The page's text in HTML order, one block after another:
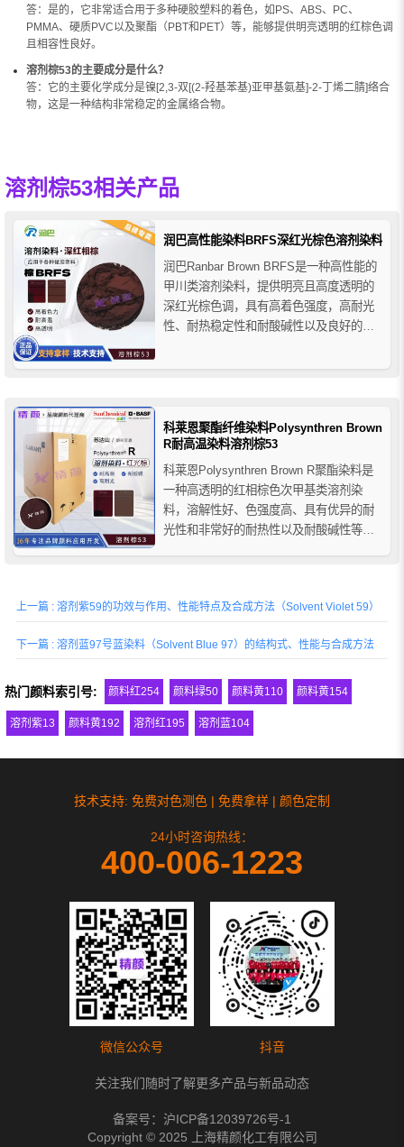
答：是的，它非常适合用于多种硬胶塑料的着色，如PS、ABS、PC、
PMMA、硬质PVC以及聚酯（PBT和PET）等，能够提供明亮透明的红棕色调
且相容性良好。
溶剂棕53的主要成分是什么？
答：它的主要化学成分是镍[2,3-双[(2-羟基苯基)亚甲基氨基]-2-丁烯二腈]络合
物，这是一种结构非常稳定的金属络合物。
溶剂棕53相关产品
润巴高性能染料BRFS深红光棕色溶剂染料
润巴Ranbar Brown BRFS是一种高性能的
甲川类溶剂染料，提供明亮且高度透明的
深红光棕色调，具有高着色强度，高耐光
性、耐热稳定性和耐酸碱性以及良好的耐
染料棕主要用于硬胶塑料产品，特别推荐
PS、SAN...
科莱恩聚酯纤维染料Polysynthren Brown
R耐高温染料溶剂棕53
科莱恩Polysynthren Brown R聚酯染料是
一种高透明的红相棕色次甲基类溶剂染
料，溶解性好​、色强度高、具有优异的耐
光性和非常好的耐热性以及耐酸碱性等色
有良好的效果。更推荐的应用是PET瓶的
上一篇 : 溶剂紫59的功效与作用、性能特点及合成方法（Solvent Violet 59）
下一篇 : 溶剂蓝97号蓝染料（Solvent Blue 97）的结构式、性能与合成方法
热门颜料索引号: 颜料红254 颜料绿50 颜料黄110 颜料黄154
溶剂紫13 颜料黄192 溶剂红195 溶剂蓝104
技术支持: 免费对色测色 | 免费拿样 | 颜色定制
24小时咨询热线：
400-006-1223
微信公众号 抖音
关注我们随时了解更多产品与新品动态
备案号： 沪ICP备12039726号-1
Copyright © 2025 上海精颜化工有限公司